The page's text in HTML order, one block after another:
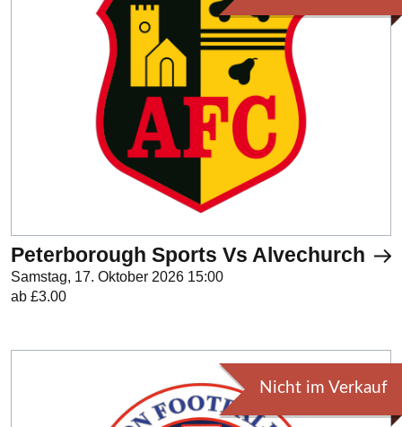
Peterborough Sports Vs Alvechurch
Samstag, 17. Oktober 2026 15:00
ab £3.00
Nicht im Verkauf